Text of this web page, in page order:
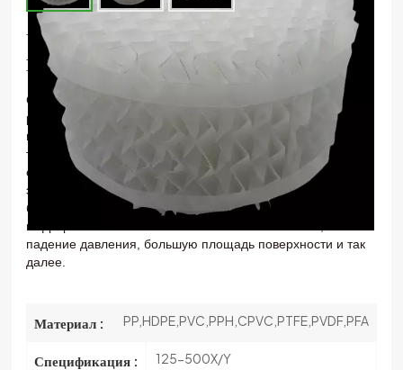
국의
Упаковка Из Пластиковой Гофрированной
Пластины Tower Packing
С тех пор как Metal Mellapak был разработан и принят
рынком. Ученые находят
Металлическая упаковка из
гофрированного картона
не подходил ни для одного
требования среды
(кислота). Кроме того, его очень
сложно широко использовать в промышленности. После
этого,
Пластик Упаковка из гофрированного картона
был рожден. По сравнению с пакетом металлических
гофрированных пластин
падение давления, большую площадь поверхности и так
далее.
Материал : PP,HDPE,PVC,PPH,CPVC,PTFE,PVDF,PFA
Спецификация : 125-500X/Y